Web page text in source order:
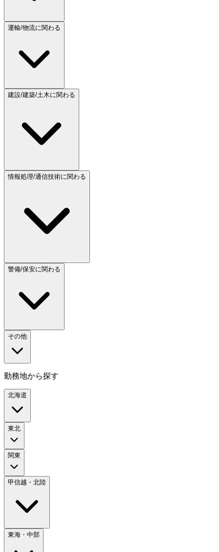
運輸/物流に関わる
建設/建築/土木に関わる
情報処理/通信技術に関わる
警備/保安に関わる
その他
勤務地から探す
北海道
東北
関東
甲信越・北陸
東海・中部